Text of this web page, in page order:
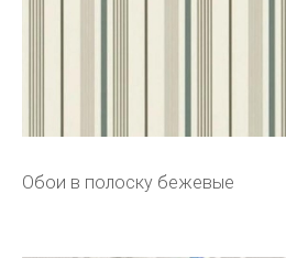
Обои в полоску бежевые